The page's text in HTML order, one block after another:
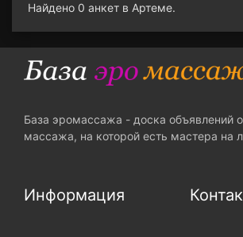
Найдено 0 анкет в Артеме.
База эромассажа - доска объявлений
массажа, на которой есть мастера на
Информация